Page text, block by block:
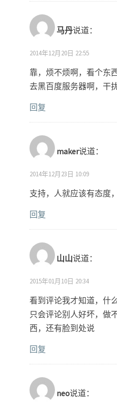
马丹说道：
2014年12月20日 22:55
靠，烦不烦啊，看个东
去黑百度服务器啊，干
回复
maker说道：
2014年12月23日 10:09
支持，人就应该有态度
回复
山山说道：
2015年01月10日 20:34
看到评论我才知道，什
只会评论别人好坏，做
西，还有脸到处说
回复
neo说道：